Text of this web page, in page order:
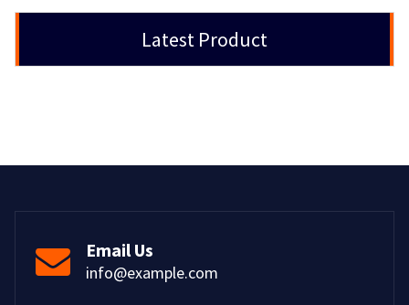
Latest Product
Email Us
info@example.com